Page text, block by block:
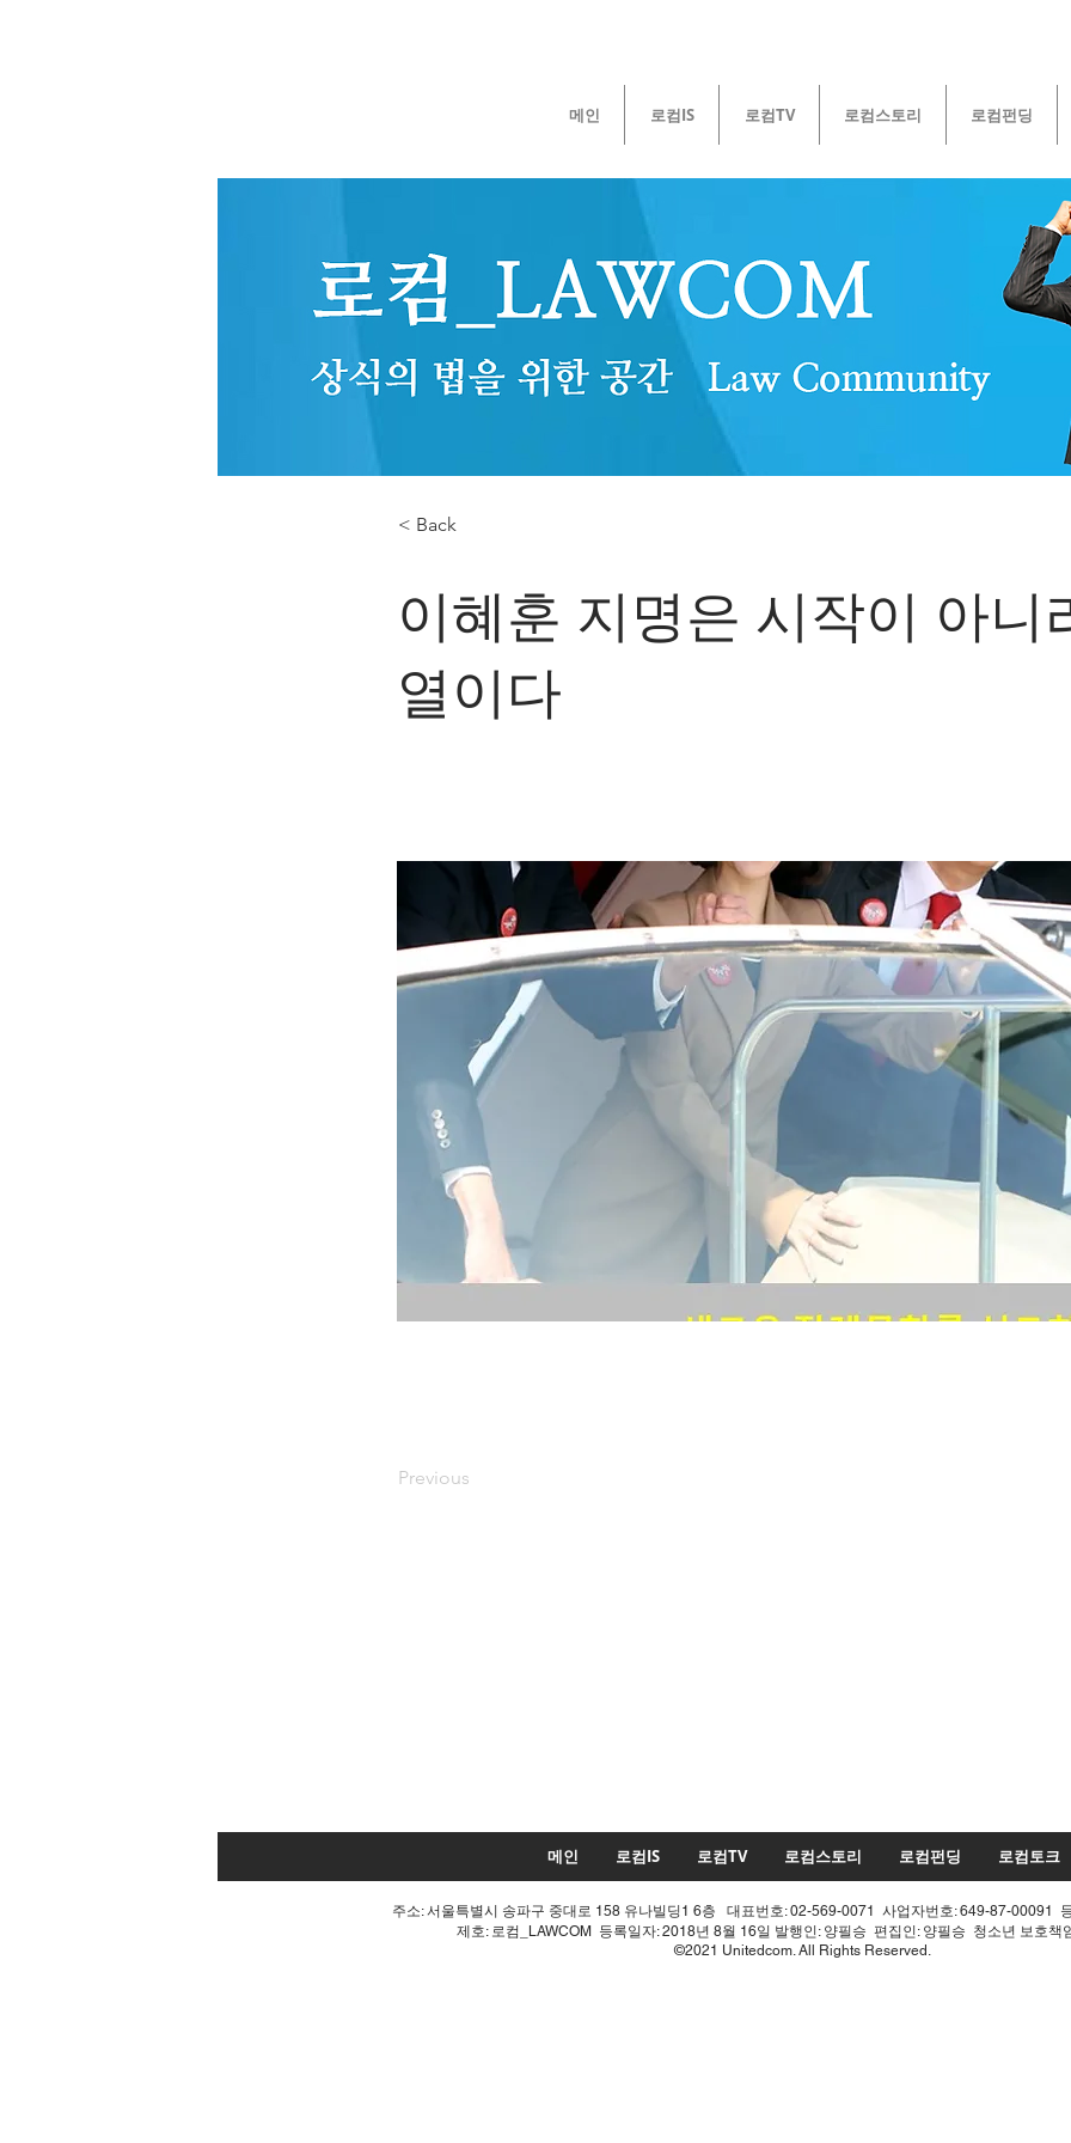
메인 로컴IS 로컴TV 로컴스토리 로컴펀딩
< Back
이혜훈 지명은 시작이 아니
열이다
Previous
메인 로컴IS 로컴TV 로컴스토리 로컴펀딩 로컴토크
주소: 서울특별시 송파구 중대로 158 유나빌딩1 6층 대표번호: 02-569-0071 사업자번호: 649-87-00091
제호: 로컴_LAWCOM 등록일자: 2018년 8월 16일 발행인: 양필승 편집인: 양필승 청소년 보호
©2021 Unitedcom. All Rights Reserved.